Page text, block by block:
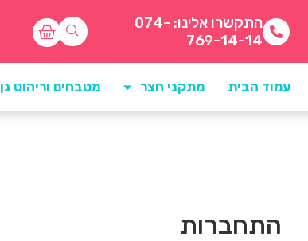
התקשרו אלינו: 074-
769-14-14
עמוד הבית מתקני חצר מטבחים וריהוט גן
התחברות